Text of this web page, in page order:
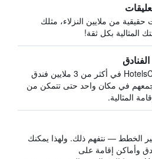
حقيقية من ملايين النزلاء، مثلك
المثالية بكل ثقة!
يبحث HotelsCombined في أكثر من 3 ملايين فندق
في مكان واحد حتى تتمكن من
المثالية.
الخطط — نتفهم ذلك. ولهذا يمكنك
وأماكن إقامة على